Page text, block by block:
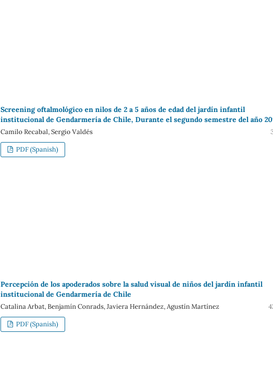
Screening oftalmológico en nilos de 2 a 5 años de edad del jardín infantil
institucional de Gendarmería de Chile, Durante el segundo semestre del año
Camilo Recabal, Sergio Valdés
PDF (Spanish)
Percepción de los apoderados sobre la salud visual de niños del jardín infantil
institucional de Gendarmería de Chile
Catalina Arbat, Benjamín Conrads, Javiera Hernández, Agustín Martínez
PDF (Spanish)